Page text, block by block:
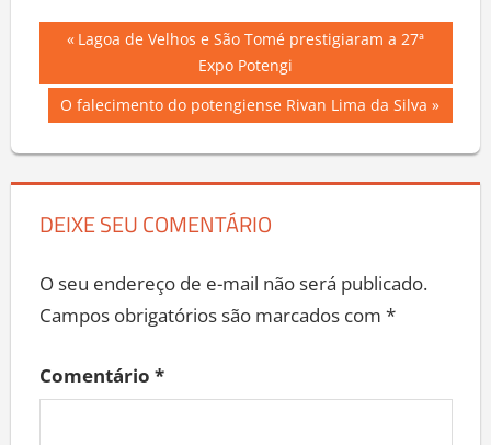
Navegação
de
Post
Previous
Lagoa de Velhos e São Tomé prestigiaram a 27ª
Expo Potengi
Next
Post:
O falecimento do potengiense Rivan Lima da Silva
DEIXE SEU COMENTÁRIO
O seu endereço de e-mail não será publicado.
Campos obrigatórios são marcados com *
Comentário *